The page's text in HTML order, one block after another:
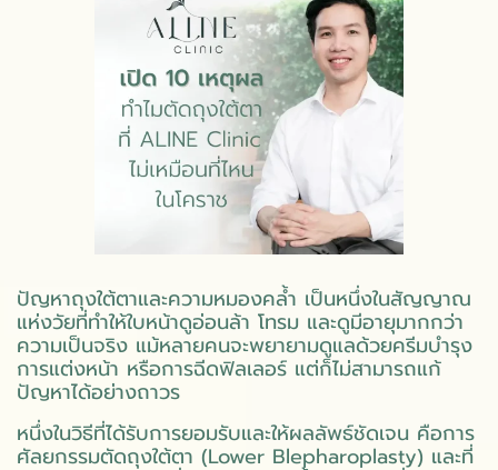
ปัญหาถุงใต้ตาและความหมองคล้ำ เป็นหนึ่งในสัญญาณ
แห่งวัยที่ทำให้ใบหน้าดูอ่อนล้า โทรม และดูมีอายุมากกว่า
ความเป็นจริง แม้หลายคนจะพยายามดูแลด้วยครีมบำรุง
การแต่งหน้า หรือการฉีดฟิลเลอร์ แต่ก็ไม่สามารถแก้
ปัญหาได้อย่างถาวร
หนึ่งในวิธีที่ได้รับการยอมรับและให้ผลลัพธ์ชัดเจน คือการ
ศัลยกรรมตัดถุงใต้ตา (Lower Blepharoplasty) และที่